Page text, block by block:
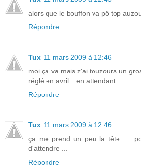
alors que le bouffon va pô top
Répondre
Tux 11 mars 2009 à 12:46
moi ça va mais z'ai touzours un
réglé en avril... en attendant ...
Répondre
Tux 11 mars 2009 à 12:46
ça me prend un peu la tête ....
d'attendre ...
Répondre